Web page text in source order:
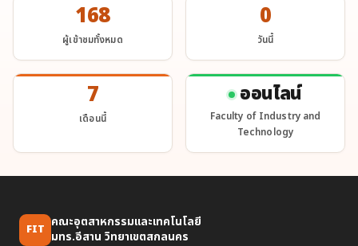
168
ผู้เข้าชมทั้งหมด
0
วันนี้
7
เดือนนี้
ออนไลน์
Faculty of Industry and
Technology
FIT คณะอุตสาหกรรมและเทคโนโลยี
มทร.อีสาน วิทยาเขตสกลนคร